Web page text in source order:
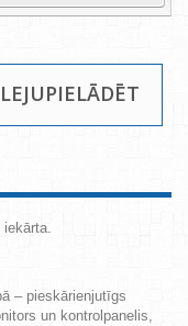
LEJUPIELĀDĒT
– pieskārienjutīgs
un kontrolpanelis,